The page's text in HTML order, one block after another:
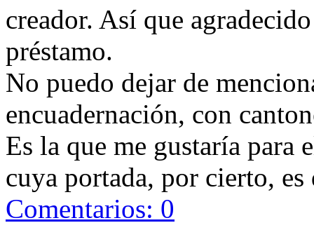
creador. Así que
préstamo.
No puedo dejar de
encuadernación, con
Es la que me gustaría para
cuya portada, por cierto,
Comentarios: 0